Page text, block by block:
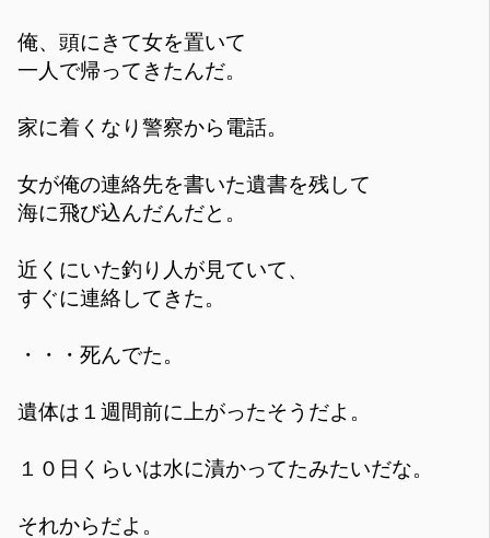
俺、頭にきて女を置いて
一人で帰ってきたんだ。
家に着くなり警察から電話。
女が俺の連絡先を書いた遺書を残して
海に飛び込んだんだと。
近くにいた釣り人が見ていて、
すぐに連絡してきた。
・・・死んでた。
遺体は１週間前に上がったそうだよ。
１０日くらいは水に漬かってたみたいだな。
それからだよ。